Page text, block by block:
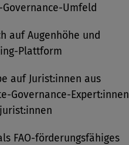
Umfeld
auf Augenhöhe und
Plattform
auf Jurist:innen aus
Governance-Expert:innen
FAO-förderungsfähiges